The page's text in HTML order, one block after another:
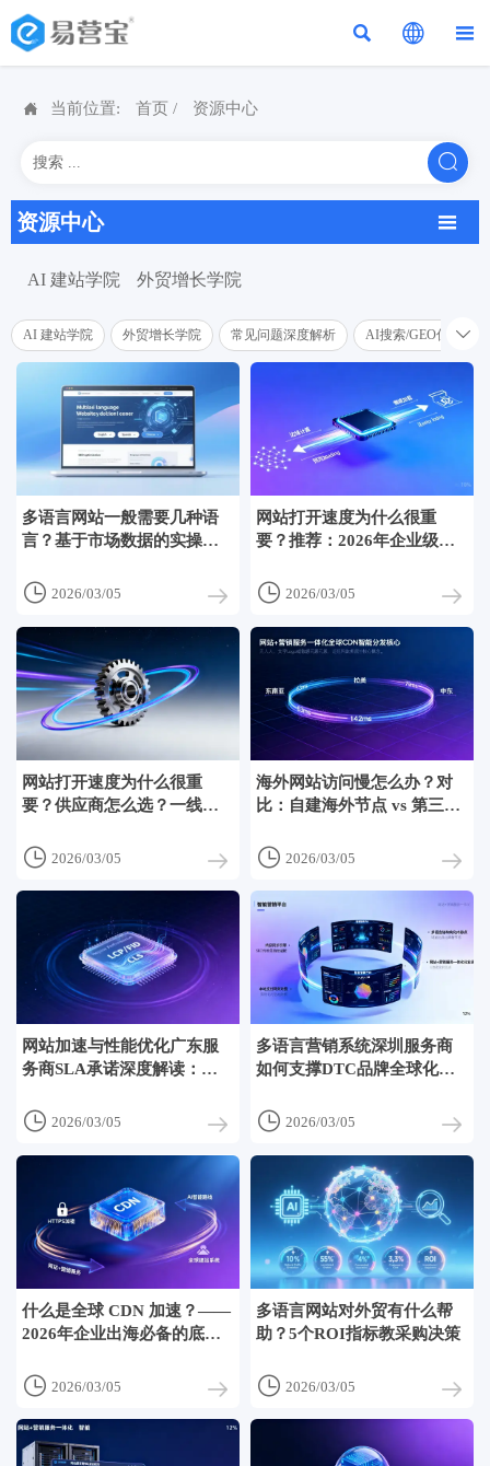
  
 当前位置: 首页 / 资源中心

资源中心 
AI 建站学院 外贸增长学院
AI 建站学院 外贸增长学院 常见问题深度解析 AI搜索/GEO优化学院

多语言网站一般需要几种语
言？基于市场数据的实操建
 2026/03/05
网站打开速度为什么很重
要？推荐：2026年企业级提
加载策略+资源懒加载落地清
单
 2026/03/05
网站打开速度为什么很重
要？供应商怎么选？一线技
 2026/03/05
海外网站访问慢怎么办？对
比：自建海外节点 vs 第三方
东南亚/拉美/中东三地实测延
迟差异
 2026/03/05
网站加速与性能优化广东服
务商SLA承诺深度解读：
看清‘平均响应时间’背后的抽
样陷阱
 2026/03/05
多语言营销系统深圳服务商
如何支撑DTC品牌全球化？
元标签自动适配与本地支付
网关对接逻辑
 2026/03/05
什么是全球 CDN 加速？——
2026年企业出海必备的底层
 2026/03/05
多语言网站对外贸有什么帮
助？5个ROI指标教采购决策
 2026/03/05